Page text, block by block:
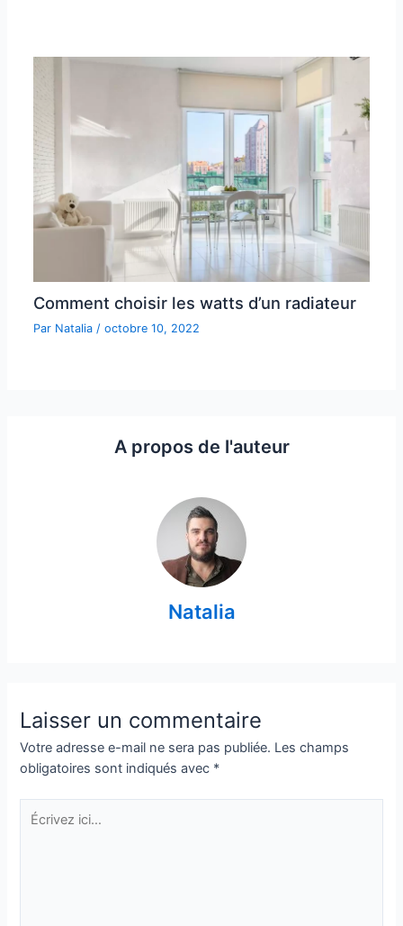
Comment choisir les watts d’un radiateur
Par Natalia /octobre 10, 2022
A propos de l'auteur
Natalia
Laisser un commentaire
Votre adresse e-mail ne sera pas publiée. Les champs
obligatoires sont indiqués avec *
Écrivez
ici…